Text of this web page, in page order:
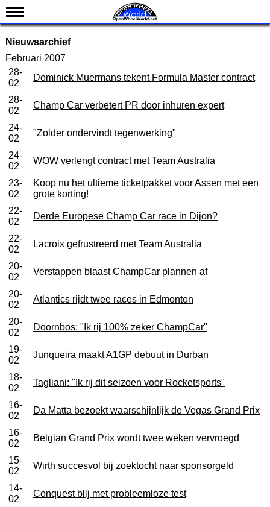
Kalender
Uitslagen
Standen
Coureurs
Teams
IndyCar 101
English
Nieuwsarchief
Februari 2007
28-
02
Dominick Muermans tekent Formula Master contract
28-
02
Champ Car verbetert PR door inhuren expert
24-
02
"Zolder ondervindt tegenwerking"
24-
02
WOW verlengt contract met Team Australia
23-
02
Koop nu het ultieme ticketpakket voor Assen met een
grote korting!
22-
02
Derde Europese Champ Car race in Dijon?
22-
02
Lacroix gefrustreerd met Team Australia
20-
02
Verstappen blaast ChampCar plannen af
20-
02
Atlantics rijdt twee races in Edmonton
20-
02
Doornbos: "Ik rij 100% zeker ChampCar"
19-
02
Junqueira maakt A1GP debuut in Durban
18-
02
Tagliani: "Ik rij dit seizoen voor Rocketsports"
16-
02
Da Matta bezoekt waarschijnlijk de Vegas Grand Prix
16-
02
Belgian Grand Prix wordt twee weken vervroegd
15-
02
Wirth succesvol bij zoektocht naar sponsorgeld
14-
02
Conquest blij met probleemloze test